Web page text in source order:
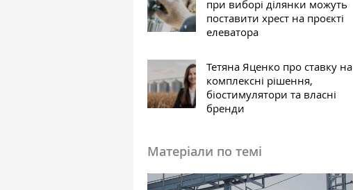
при виборі ділянки можуть
поставити хрест на проєкті
елеватора
Тетяна Яценко про ставку на
комплексні рішення,
біостимулятори та власні
бренди
Матеріали по темі